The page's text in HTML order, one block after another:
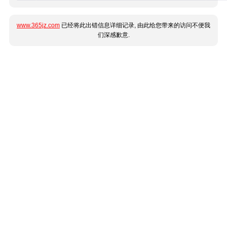
www.365jz.com 已经将此出错信息详细记录, 由此给您带来的访问不便我
们深感歉意.